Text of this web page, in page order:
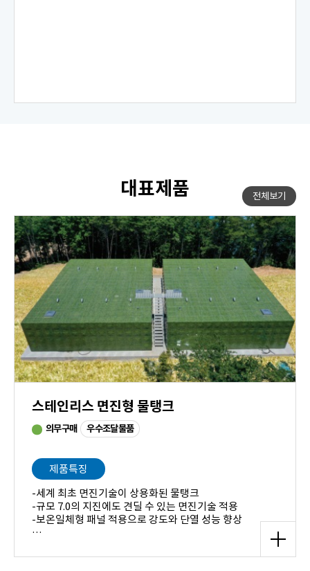
대표제품 전체보기
스테인리스 면진형 물탱크
의무구매 우수조달물품
제품특징
-세계 최초 면진기술이 상용화된 물탱크
-규모 7.0의 지진에도 견딜 수 있는 면진기술 적용
-보온일체형 패널 적용으로 강도와 단열 성능 향상